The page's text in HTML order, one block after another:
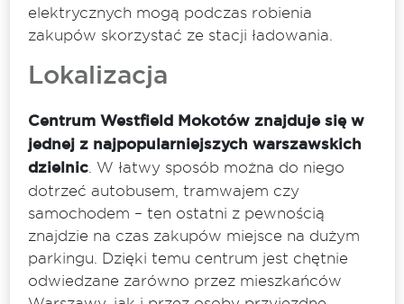
elektrycznych mogą podczas robienia
zakupów skorzystać ze stacji ładowania.
Lokalizacja
Centrum Westfield Mokotów znajduje się w
jednej z najpopularniejszych warszawskich
dzielnic. W łatwy sposób można do niego
dotrzeć autobusem, tramwajem czy
samochodem – ten ostatni z pewnością
znajdzie na czas zakupów miejsce na dużym
parkingu. Dzięki temu centrum jest chętnie
odwiedzane zarówno przez mieszkańców